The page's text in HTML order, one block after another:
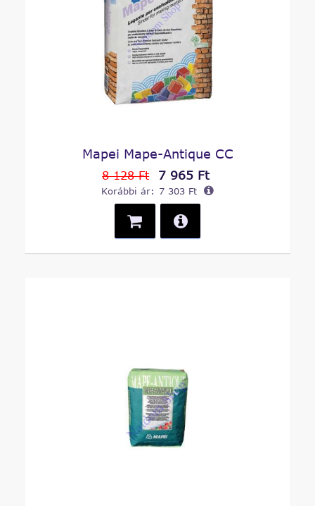
Mapei Mape-Antique CC
8 128 Ft 7 965 Ft
Korábbi ár: 7 303 Ft